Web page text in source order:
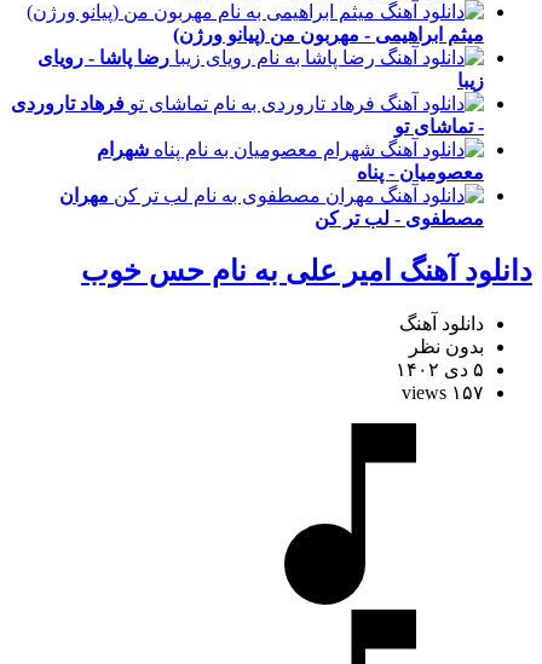
میثم ابراهیمی - مهربون من (پیانو ورژن)
رضا پاشا - رویای
زیبا
فرهاد تاروردی
- تماشای تو
شهرام
معصومیان - پناه
مهران
مصطفوی - لب تر کن
دانلود آهنگ امیر علی به نام حس خوب
دانلود آهنگ
بدون نظر
۵ دی ۱۴۰۲
۱۵۷ views